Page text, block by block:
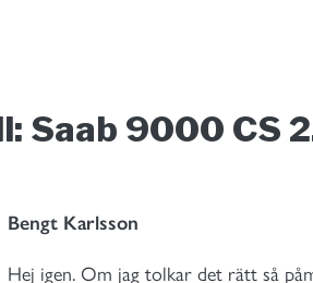
Saab 9000 CS
Bengt Karlsson
Hej igen. Om jag tolkar det rätt så